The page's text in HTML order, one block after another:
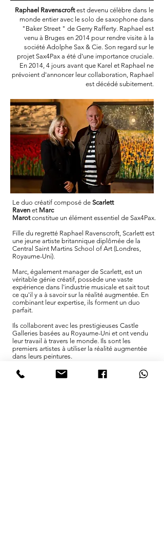
Raphael Ravenscroftest devenu célèbre dans le
monde entier avec le solo de saxophone dans
"Baker Street " de Gerry Rafferty. Raphael est
venu à Bruges en 2014 pour rendre visite à la
société Adolphe Sax & Cie. Son regard sur le
projet Sax4Pax a été d'une importance cruciale.
En 2014, 4 jours avant que Karel et Raphael ne
prévoient d'annoncer leur collaboration, Raphael
est décédé subitement.
Le duo créatif composé de Scarlett
Raven et Marc
Marotconstitue un élément essentiel de Sax4Pax.
Fille du regretté Raphael Ravenscroft, Scarlett est
une jeune artiste britannique diplômée de la
Central Saint Martins School of Art (Londres,
Royaume-Uni).
Marc, également manager de Scarlett, est un
véritable génie créatif, possède une vaste
expérience dans l'industrie musicale et sait tout
ce qu'il y a à savoir sur la réalité augmentée. En
combinant leur expertise, ils forment un duo
parfait.
Ils collaborent avec les prestigieuses Castle
Galleries basées au Royaume-Uni et ont vendu
leur travail à travers le monde. Ils sont les
premiers artistes à utiliser la réalité augmentée
dans leurs peintures.